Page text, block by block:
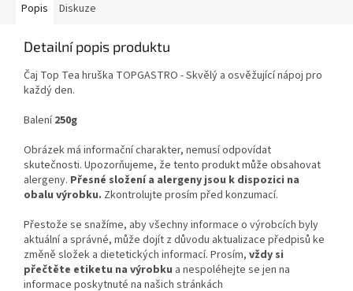
Popis Diskuze
Detailní popis produktu
Čaj Top Tea hruška TOPGASTRO -Skvělý a osvěžující nápoj pro
každý den.
Balení 250g
Obrázek má informační charakter, nemusí odpovídat
skutečnosti. Upozorňujeme, že tento produkt může obsahovat
alergeny. Přesné složení a alergeny jsou k dispozici na
obalu výrobku. Zkontrolujte prosím před konzumací.
Přestože se snažíme, aby všechny informace o výrobcích byly
aktuální a správné, může dojít z důvodu aktualizace předpisů ke
změně složek a dietetických informací. Prosím, vždy si
přečtěte etiketu na výrobku a nespoléhejte se jen na
informace poskytnuté na našich stránkách